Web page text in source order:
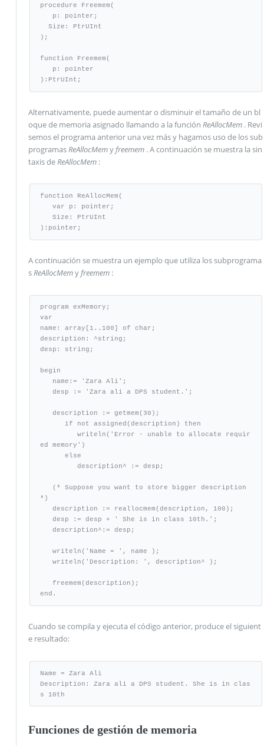
procedure Freemem(
);
function Freemem(
):PtrUInt;
Alternativamente, puede aumentar o disminuir el tamaño de un bl
oque de memoria asignado llamando a la función ReAllocMem. Revi
semos el programa anterior una vez más y hagamos uso de los sub
programasReAllocMemyfreemem. A continuación se muestra la sin
taxis deReAllocMem:
function ReAllocMem(
):pointer;
A continuación se muestra un ejemplo que utiliza los subprograma
sReAllocMemyfreemem:
program exMemory;
var
name: array[1..100] of char;
description: ^string;
desp: string;
begin
ed memory')
*)
end.
Cuando se compila y ejecuta el código anterior, produce el siguient
e resultado:
Name = Zara Ali
Description: Zara ali a DPS student. She is in clas
s 10th
Funciones de gestión de memoria